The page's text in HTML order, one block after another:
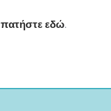
πατήστε εδώ.